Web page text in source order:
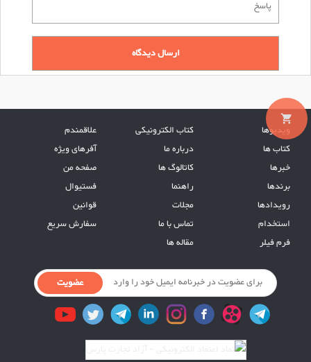
local_grocery_store
ویدیوها کتاب الکترونیکی
علاقمندم
کتاب ها
درباره ما
آفرهای ویژه
خبرها
کاتالوگ ها
صفحه من
برندها
راهنما
فستیوال
رویدادها
مجلات
قوانین
استخدام
تماس با ما
سفارش سریع
فرم فیلر
مقاله ها